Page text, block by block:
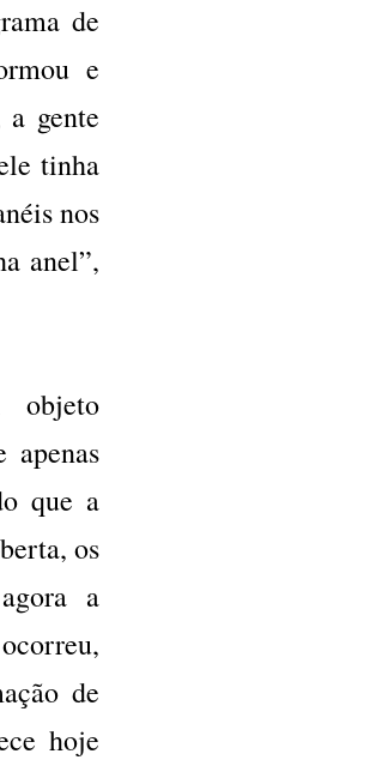
de
e
gente
tinha
nos
anel”,
apenas
que a
os
a
de
hoje